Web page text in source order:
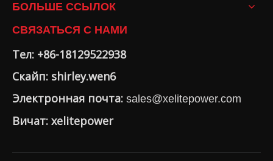
БОЛЬШЕ ССЫЛОК
СВЯЗАТЬСЯ С НАМИ
Тел: +86-18129522938
Скайп: shirley.wen6
Электронная почта: sales@xelitepower.com
Вичат: xelitepower